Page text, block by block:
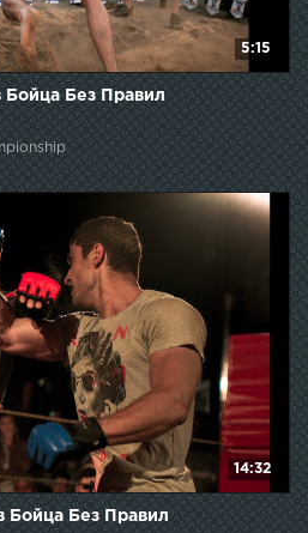
5:15
Бойца Без Правил
14:32
Бойца Без Правил